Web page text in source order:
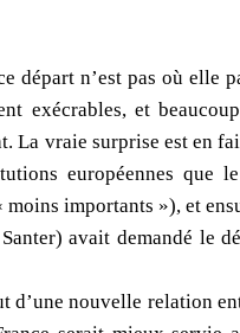
départ n’est pas où
exécrables, et
La vraie surprise est en
européennes que
moins importants »), et
avait demandé le
d’une nouvelle relation